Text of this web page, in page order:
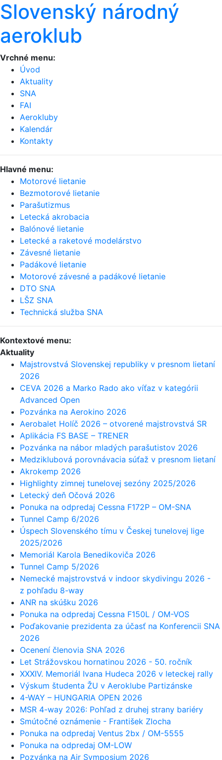
Slovenský národný
aeroklub
Vrchné menu:
Úvod
Aktuality
SNA
FAI
Aerokluby
Kalendár
Kontakty
Hlavné menu:
Motorové lietanie
Bezmotorové lietanie
Parašutizmus
Letecká akrobacia
Balónové lietanie
Letecké a raketové modelárstvo
Závesné lietanie
Padákové lietanie
Motorové závesné a padákové lietanie
DTO SNA
LŠZ SNA
Technická služba SNA
Kontextové menu:
Aktuality
Majstrovstvá Slovenskej republiky v presnom lietaní
2026
CEVA 2026 a Marko Rado ako víťaz v kategórii
Advanced Open
Pozvánka na Aerokino 2026
Aerobalet Holíč 2026 – otvorené majstrovstvá SR
Aplikácia FS BASE – TRENER
Pozvánka na nábor mladých parašutistov 2026
Medziklubová porovnávacia súťaž v presnom lietaní
Akrokemp 2026
Highlighty zimnej tunelovej sezóny 2025/2026
Letecký deň Očová 2026
Ponuka na odpredaj Cessna F172P – OM-SNA
Tunnel Camp 6/2026
Úspech Slovenského tímu v Českej tunelovej lige
2025/2026
Memoriál Karola Benedikoviča 2026
Tunnel Camp 5/2026
Nemecké majstrovstvá v indoor skydivingu 2026 -
z pohľadu 8-way
ANR na skúšku 2026
Ponuka na odpredaj Cessna F150L / OM-VOS
Poďakovanie prezidenta za účasť na Konferencii SNA
2026
Ocenení členovia SNA 2026
Let Strážovskou hornatinou 2026 - 50. ročník
XXXIV. Memoriál Ivana Hudeca 2026 v leteckej rally
Výskum študenta ŽU v Aeroklube Partizánske
4-WAY – HUNGARIA OPEN 2026
MSR 4-way 2026: Pohľad z druhej strany bariéry
Smútočné oznámenie - František Zlocha
Ponuka na odpredaj Ventus 2bx / OM-5555
Ponuka na odpredaj OM-LOW
Pozvánka na Air Symposium 2026